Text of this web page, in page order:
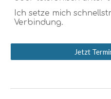
Ich setze mich
Verbindung.
Jetzt